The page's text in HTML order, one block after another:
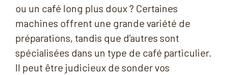
ou un café long plus doux ? Certaines
machines offrent une grande variété de
préparations, tandis que d’autres sont
spécialisées dans un type de café particulier.
Il peut être judicieux de sonder vos